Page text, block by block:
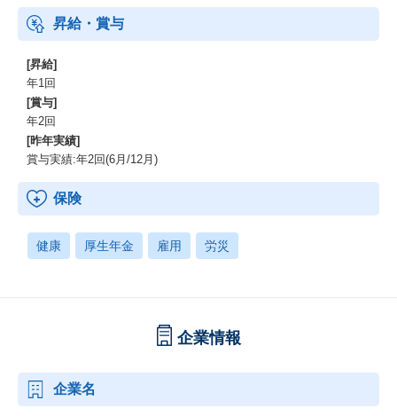
昇給・賞与
[昇給]
年1回
[賞与]
年2回
[昨年実績]
賞与実績:年2回(6月/12月)
保険
健康 厚生年金 雇用 労災
企業情報
企業名